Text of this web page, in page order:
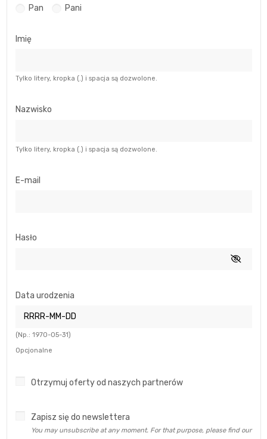
Pan Pani
Imię
Tylko litery, kropka (.) i spacja są dozwolone.
Nazwisko
Tylko litery, kropka (.) i spacja są dozwolone.
E-mail
Hasło
Data urodzenia
(Np.: 1970-05-31)
Opcjonalne
Otrzymuj oferty od naszych partnerów
Zapisz się do newslettera
You may unsubscribe at any moment. For that purpose, please find our